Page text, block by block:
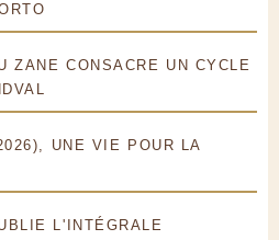
ZANE CONSACRE UN CYCLE
UNE VIE POUR LA
L'INTÉGRALE